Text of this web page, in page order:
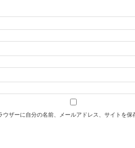
ウザーに自分の名前、メールアドレス、サイトを保